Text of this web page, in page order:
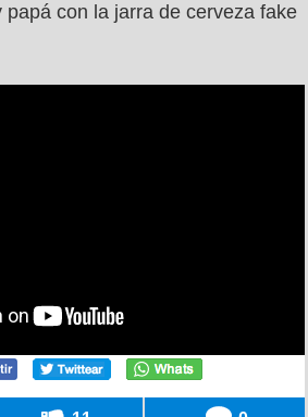
papá con la jarra de cerveza fake